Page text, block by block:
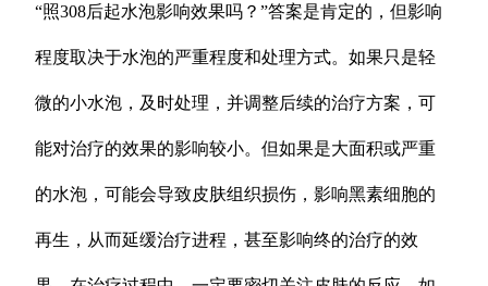
“照308后起水泡影响效果吗？”答案是肯定的，但影响
程度取决于水泡的严重程度和处理方式。如果只是轻
微的小水泡，及时处理，并调整后续的治疗方案，可
能对治疗的效果的影响较小。但如果是大面积或严重
的水泡，可能会导致皮肤组织损伤，影响黑素细胞的
再生，从而延缓治疗进程，甚至影响终的治疗的效